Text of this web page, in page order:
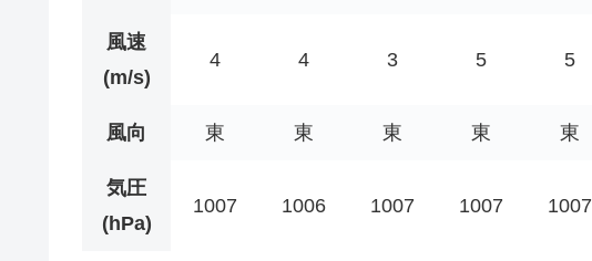
風速
(m/s)
4 4 3 5 5
風向 東 東 東 東 東
気圧
(hPa)
1007 1006 1007 1007 1007